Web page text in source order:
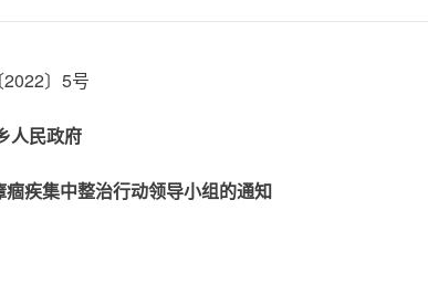
〕5号
人民政府
疾集中整治行动领导小组的通知